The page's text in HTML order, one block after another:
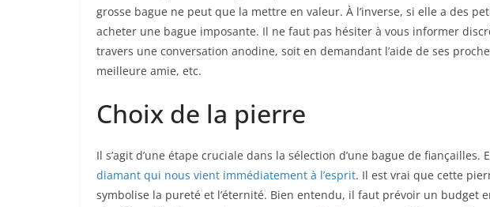
grosse bague ne peut que la mettre en valeur. À l’inverse, si elle a des
acheter une bague imposante. Il ne faut pas hésiter à vous informer
travers une conversation anodine, soit en demandant l’aide de ses
meilleure amie, etc.
Choix de la pierre
Il s’agit d’une étape cruciale dans la sélection d’une bague de
diamant qui nous vient immédiatement à l’esprit. Il est vrai que cette
symbolise la pureté et l’éternité. Bien entendu, il faut prévoir un budget